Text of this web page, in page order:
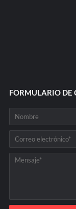
FORMULARIO DE